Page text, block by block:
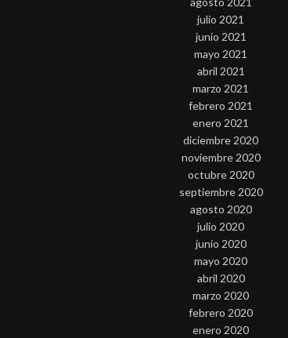
julio 2021
junio 2021
mayo 2021
abril 2021
marzo 2021
febrero 2021
enero 2021
diciembre 2020
noviembre 2020
octubre 2020
septiembre 2020
agosto 2020
julio 2020
junio 2020
mayo 2020
abril 2020
marzo 2020
febrero 2020
enero 2020